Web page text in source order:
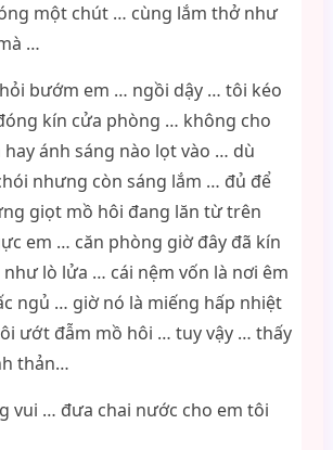
một chút … cùng lắm thở như
…
bướm em … ngồi dậy … tôi kéo
kín cửa phòng … không cho
ánh sáng nào lọt vào … dù
nhưng còn sáng lắm … đủ để
giọt mồ hôi đang lăn từ trên
em … căn phòng giờ đây đã kín
lò lửa … cái nệm vốn là nơi êm
ngủ … giờ nó là miếng hấp nhiệt
ướt đẫm mồ hôi … tuy vậy … thấy
thản…
vui … đưa chai nước cho em tôi